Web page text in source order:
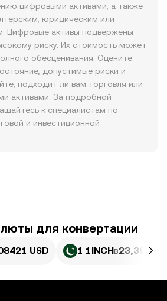
цифровыми активами, а также
юридическим или
Цифровые активы подвержены
риску. Их стоимость может
обесценивания. Оцените
допустимые риски и
подходит ли вам торговля или
активами. За подробной
к специалистам по
и инвестиционной
для конвертации
USD 1 1INCHв23,39 PKR